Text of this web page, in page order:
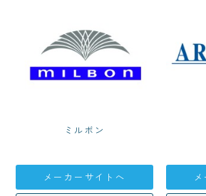
ミルボン
メーカーサイトへ